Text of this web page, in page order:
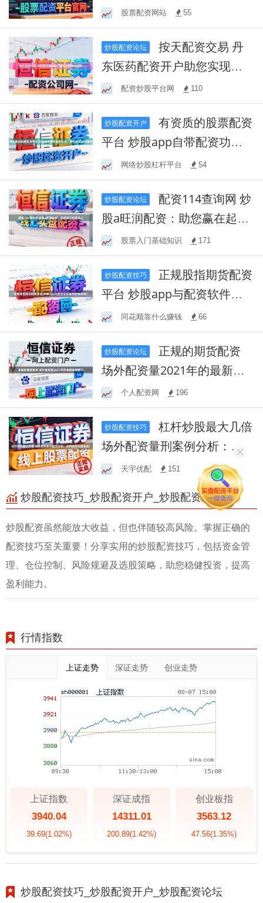
赚！股票配资网站 55
炒股配资论坛
按天配资交易 丹
东医药配资开户助您实现财
富增长配资炒股平台网 110
炒股配资开户
有资质的股票配资
平台 炒股app自带配资功
能，助您投资轻松赚钱
网络炒股杠杆平台 54
炒股配资论坛
股a旺润配资：助您赢在起跑
线上股票入门基础知识 171
炒股配资技巧
平台 炒股app与配资软件能
同时使用吗？
同花顺靠什么赚钱 66
炒股配资论坛
场外配资量2021年的最新数
据统计个人配资网 196
炒股配资技巧
杠杆炒股最大几倍
场外配资量刑案例分析：如
何规范合规操作？
天宇优配 151
炒股配资技巧_炒股配资开户_炒股配资论坛
炒股配资虽然能放大收益，但也伴随较高风险。掌握正确的
配资技巧至关重要！分享实用的炒股配资技巧，包括资金管
理、仓位控制、风险规避及选股策略，助您稳健投资，提高
盈利能力。
行情指数
上证走势 深证走势 创业走势
上证指数
3940.04
39.69(1.02%)
深证成指
14311.01
200.89(1.42%)
创业板指
3563.12
47.56(1.35%)
炒股配资技巧_炒股配资开户_炒股配资论坛